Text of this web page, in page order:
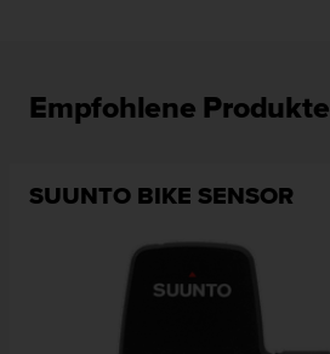
Empfohlene Produkte
SUUNTO BIKE SENSOR